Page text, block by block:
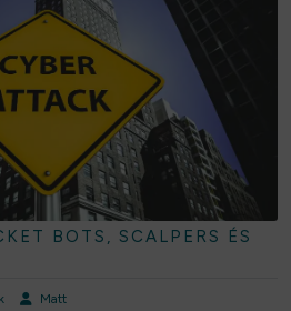
BOTS, SCALPERS ÉS
Matt